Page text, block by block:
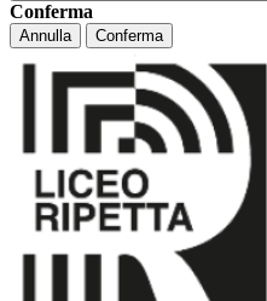
Conferma
Annulla Conferma